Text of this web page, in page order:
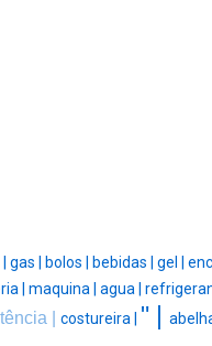
gas | bolos | bebidas | gel |
| maquina | agua |
| costureira | " |